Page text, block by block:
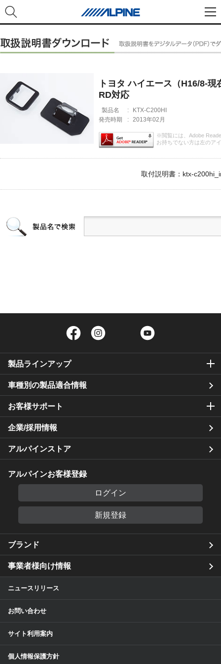
トヨタ ハイエース（H16/8-
RD対応
製品名 :
KTX-C200HI
発売時期
: 2013年02月
※閲覧には、Adobe
お持ちでない方は左のア
取付説明書：ktx-
Facebook Twitter
製品ラインアップ
車種別の製品適合情報
お客様サポート
企業/採用情報
アルパインストア
アルパインお客様登録
ログイン
新規登録
ブランド
事業者様向け情報
ニュースリリース
お問い合わせ
サイト利用案内
個人情報保護方針